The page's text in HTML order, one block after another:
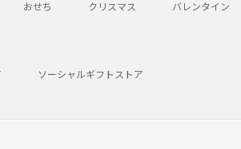
おせち クリスマス バレンタイン
ソーシャルギフトストア